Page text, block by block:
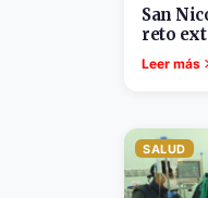
San
reto
Leer más
SALUD